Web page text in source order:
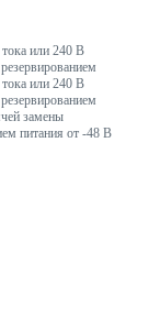
или 240 В
или 240 В
замены
питания от -48 В